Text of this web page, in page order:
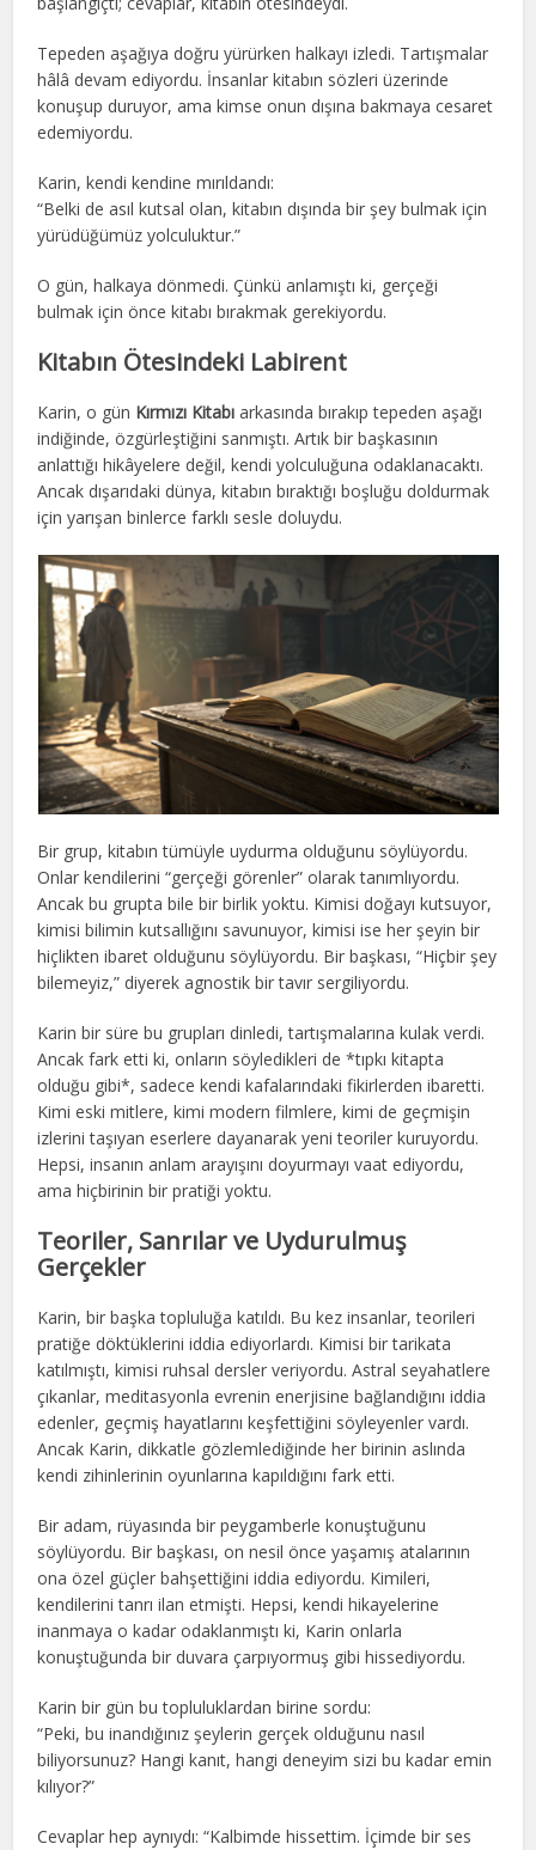
Tepeden aşağıya doğru yürürken halkayı izledi. Tartışmalar
hâlâ devam ediyordu. İnsanlar kitabın sözleri üzerinde
konuşup duruyor, ama kimse onun dışına bakmaya cesaret
edemiyordu.
Karin, kendi kendine mırıldandı:
“Belki de asıl kutsal olan, kitabın dışında bir şey bulmak için
yürüdüğümüz yolculuktur.”
O gün, halkaya dönmedi. Çünkü anlamıştı ki, gerçeği
bulmak için önce kitabı bırakmak gerekiyordu.
Kitabın Ötesindeki Labirent
Karin, o gün Kırmızı Kitabı arkasında bırakıp tepeden aşağı
indiğinde, özgürleştiğini sanmıştı. Artık bir başkasının
anlattığı hikâyelere değil, kendi yolculuğuna odaklanacaktı.
Ancak dışarıdaki dünya, kitabın bıraktığı boşluğu doldurmak
için yarışan binlerce farklı sesle doluydu.
Bir grup, kitabın tümüyle uydurma olduğunu söylüyordu.
Onlar kendilerini “gerçeği görenler” olarak tanımlıyordu.
Ancak bu grupta bile bir birlik yoktu. Kimisi doğayı kutsuyor,
kimisi bilimin kutsallığını savunuyor, kimisi ise her şeyin bir
hiçlikten ibaret olduğunu söylüyordu. Bir başkası, “Hiçbir şey
bilemeyiz,” diyerek agnostik bir tavır sergiliyordu.
Karin bir süre bu grupları dinledi, tartışmalarına kulak verdi.
Ancak fark etti ki, onların söyledikleri de *tıpkı kitapta
olduğu gibi*, sadece kendi kafalarındaki fikirlerden ibaretti.
Kimi eski mitlere, kimi modern filmlere, kimi de geçmişin
izlerini taşıyan eserlere dayanarak yeni teoriler kuruyordu.
Hepsi, insanın anlam arayışını doyurmayı vaat ediyordu,
ama hiçbirinin bir pratiği yoktu.
Teoriler, Sanrılar ve Uydurulmuş
Gerçekler
Karin, bir başka topluluğa katıldı. Bu kez insanlar, teorileri
pratiğe döktüklerini iddia ediyorlardı. Kimisi bir tarikata
katılmıştı, kimisi ruhsal dersler veriyordu. Astral seyahatlere
çıkanlar, meditasyonla evrenin enerjisine bağlandığını iddia
edenler, geçmiş hayatlarını keşfettiğini söyleyenler vardı.
Ancak Karin, dikkatle gözlemlediğinde her birinin aslında
kendi zihinlerinin oyunlarına kapıldığını fark etti.
Bir adam, rüyasında bir peygamberle konuştuğunu
söylüyordu. Bir başkası, on nesil önce yaşamış atalarının
ona özel güçler bahşettiğini iddia ediyordu. Kimileri,
kendilerini tanrı ilan etmişti. Hepsi, kendi hikayelerine
inanmaya o kadar odaklanmıştı ki, Karin onlarla
konuştuğunda bir duvara çarpıyormuş gibi hissediyordu.
Karin bir gün bu topluluklardan birine sordu:
“Peki, bu inandığınız şeylerin gerçek olduğunu nasıl
biliyorsunuz? Hangi kanıt, hangi deneyim sizi bu kadar emin
kılıyor?”
Cevaplar hep aynıydı: “Kalbimde hissettim. İçimde bir ses